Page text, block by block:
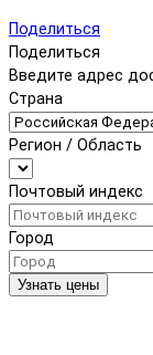
Поделиться
Поделиться
Введите адрес
Страна
Регион / Область
Почтовый индекс
Город
Узнать цены